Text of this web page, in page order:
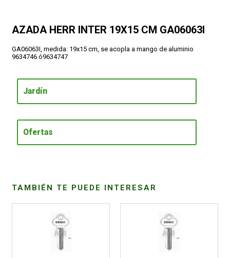
AZADA HERR INTER 19X15 CM GA06063I
GA06063I, medida: 19x15 cm, se acopla a mango de aluminio
9634746 ó9634747
Jardín
Ofertas
TAMBIÉN TE PUEDE INTERESAR
DEVOLUCIONES
FORMAS DE PAGO